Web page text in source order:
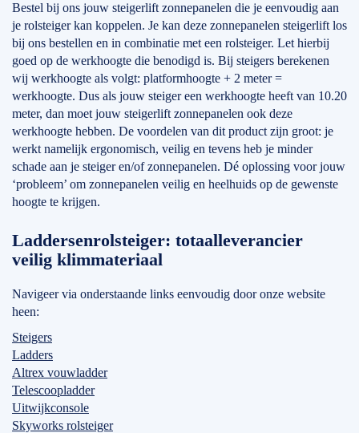
Bestel bij ons jouw steigerlift zonnepanelen die je eenvoudig aan
je rolsteiger kan koppelen. Je kan deze zonnepanelen steigerlift los
bij ons bestellen en in combinatie met een rolsteiger. Let hierbij
goed op de werkhoogte die benodigd is. Bij steigers berekenen
wij werkhoogte als volgt: platformhoogte + 2 meter =
werkhoogte. Dus als jouw steiger een werkhoogte heeft van 10.20
meter, dan moet jouw steigerlift zonnepanelen ook deze
werkhoogte hebben. De voordelen van dit product zijn groot: je
werkt namelijk ergonomisch, veilig en tevens heb je minder
schade aan je steiger en/of zonnepanelen. Dé oplossing voor jouw
‘probleem’ om zonnepanelen veilig en heelhuids op de gewenste
hoogte te krijgen.
Laddersenrolsteiger: totaalleverancier
veilig klimmateriaal
Navigeer via onderstaande links eenvoudig door onze website
heen:
Steigers
Ladders
Altrex vouwladder
Telescoopladder
Uitwijkconsole
Skyworks rolsteiger